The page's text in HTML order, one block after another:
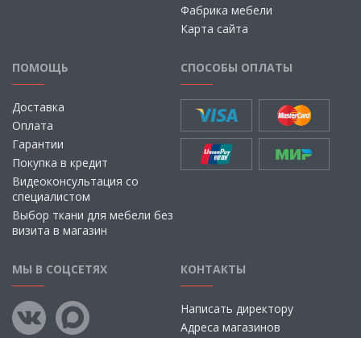
Фабрика мебели
Карта сайта
ПОМОЩЬ
Доставка
Оплата
Гарантии
Покупка в кредит
Видеоконсультация со
специалистом
Выбор ткани для мебели без
визита в магазин
СПОСОБЫ ОПЛАТЫ
МЫ В СОЦСЕТЯХ КОНТАКТЫ
Написать директору
Адреса магазинов